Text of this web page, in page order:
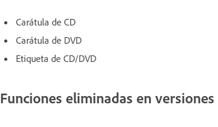
Carátula de CD
Carátula de DVD
Etiqueta de CD/DVD
Funciones eliminadas en